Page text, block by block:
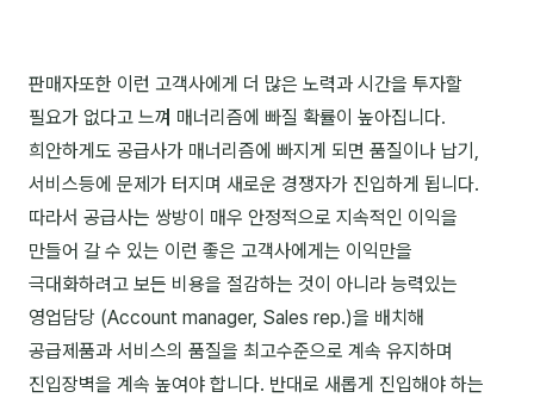
윤석현
은종성
이상미
이미루
이인우
판매자또한 이런 고객사에게 더 많은 노력과 시간을 투자할
필요가 없다고 느껴 매너리즘에 빠질 확률이 높아집니다.
희안하게도 공급사가 매너리즘에 빠지게 되면 품질이나 납기,
서비스등에 문제가 터지며 새로운 경쟁자가 진입하게 됩니다.
따라서 공급사는 쌍방이 매우 안정적으로 지속적인 이익을
만들어 갈 수 있는 이런 좋은 고객사에게는 이익만을
극대화하려고 보든 비용을 절감하는 것이 아니라 능력있는
영업담당 (Account manager, Sales rep.)을 배치해
공급제품과 서비스의 품질을 최고수준으로 계속 유지하며
진입장벽을 계속 높여야 합니다. 반대로 새롭게 진입해야 하는